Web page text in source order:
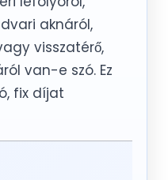
aknáról,
visszatérő,
van-e szó. Ez
fix díjat